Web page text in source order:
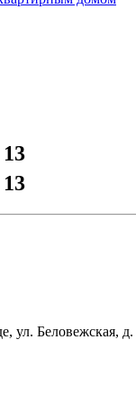
Беловежская, д.